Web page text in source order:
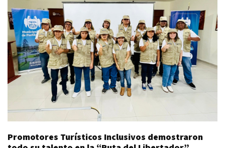
Promotores Turísticos Inclusivos demostraron